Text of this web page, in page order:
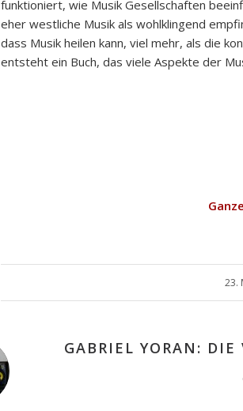
funktioniert, wie Musik Gesellschaften
eher westliche Musik als wohlklingend
dass Musik heilen kann, viel mehr, als die
entsteht ein Buch, das viele Aspekte der
23.
GABRIEL YORAN: DIE